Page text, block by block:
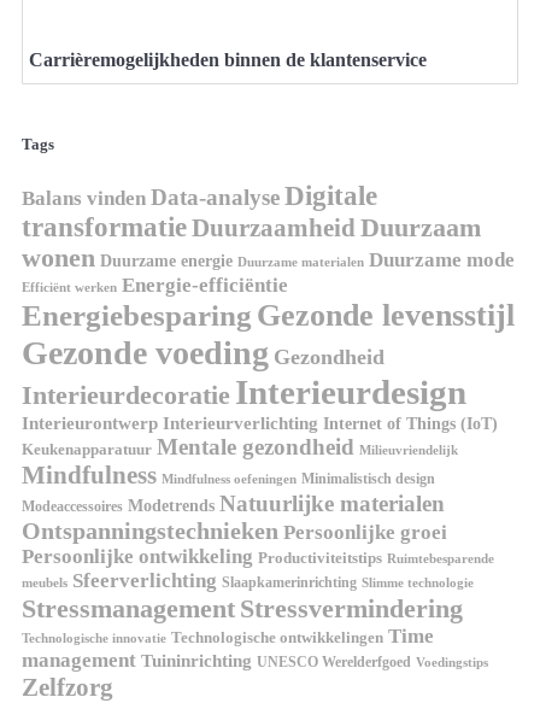
Carrièremogelijkheden binnen de klantenservice
Tags
Balans vinden Data-analyseDigitale
transformatieDuurzaamheidDuurzaam
wonen Duurzame energie Duurzame materialen Duurzame mode
Efficiënt werken Energie-efficiëntie
Energiebesparing Gezonde levensstijl
Gezonde voeding Gezondheid
Interieurdecoratie Interieurdesign
Interieurontwerp Interieurverlichting Internet of Things (IoT)
Keukenapparatuur Mentale gezondheid Milieuvriendelijk
Mindfulness Mindfulness oefeningen Minimalistisch design
Modeaccessoires Modetrends Natuurlijke materialen
Ontspanningstechnieken Persoonlijke groei
Persoonlijke ontwikkeling Productiviteitstips Ruimtebesparende
meubels Sfeerverlichting Slaapkamerinrichting Slimme technologie
Stressmanagement Stressvermindering
Technologische innovatie Technologische ontwikkelingen Time
management Tuininrichting UNESCO Werelderfgoed Voedingstips
Zelfzorg